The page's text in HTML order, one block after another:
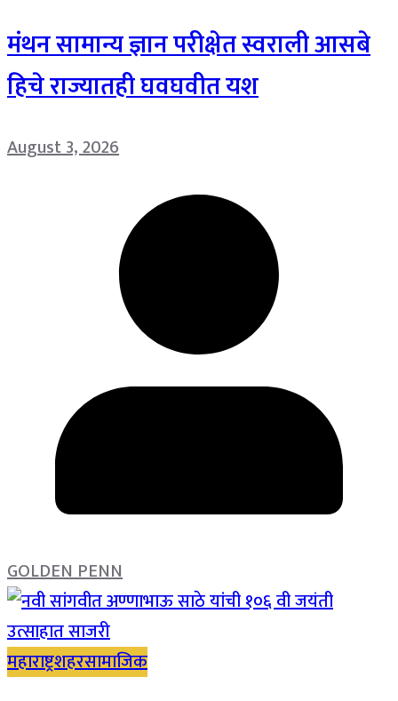
मंथन सामान्य ज्ञान परीक्षेत स्वराली आसबे
हिचे राज्यातही घवघवीत यश
August 3, 2026
GOLDEN PENN
महाराष्ट्रशहरसामाजिक